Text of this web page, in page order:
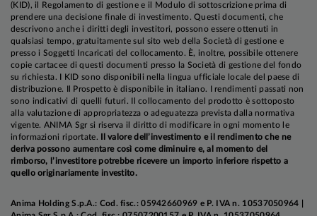
contestato da tre membri notoriamente
aggressivi, e lo stesso Powell ha espresso alcune
considerazioni più filosofiche che basate su
fondamentali. Tuttavia, se da una parte la
riunione di aprile suggerisce che il FOMC ha
iniziato a considerare la possibilità di adottare
una stance più neutrale, dall'altra parte si sa che
“quando il gatto non c'è, i topi ballano". Pertanto,
manteniamo l'aspettativa che la Fed taglierà i
tassi nel 2026, per ragioni di natura
previsione di tre interventi entro fine anno (con
(KID), il Regolamento di gestione e il Modulo di sottoscrizione prima di
prendere una decisione finale di investimento. Questi documenti, che
descrivono anche i diritti degli investitori, possono essere ottenuti in
qualsiasi tempo, gratuitamente sul sito web della Società di gestione e
presso i Soggetti Incaricati del collocamento. È, inoltre, possibile ottenere
copie cartacee di questi documenti presso la Società di gestione del fondo
su richiesta. I KID sono disponibili nella lingua ufficiale locale del paese di
distribuzione. Il Prospetto è disponibile in italiano. I rendimenti passati non
sono indicativi di quelli futuri. Il collocamento del prodotto è sottoposto
alla valutazione di appropriatezza o adeguatezza prevista dalla normativa
vigente. ANIMA Sgr si riserva il diritto di modificare in ogni momento le
informazioni riportate.
Il valore dell’investimento e il rendimento che ne
deriva possono aumentare così come diminuire e, al momento del
rimborso, l’investitore potrebbe ricevere un importo inferiore rispetto a
quello originariamente investito.
Anima Holding S.p.A.: Cod. fisc.: 05942660969 e P. IVA n. 10537050964 |